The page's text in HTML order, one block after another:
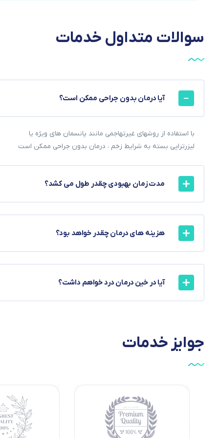
سوالات متداول خدمات
آیا درمان بدون جراحی ممکن است؟
با استفاده از روشهای غیرتهاجمی مانند پانسمان های ویژه یا
لیزرتراپی بسته به شرایط زخم ، درمان بدون جراحی ممکن است
مدت زمان بهبودی چقدر طول می کشد؟
هزینه های درمان چقدر خواهد بود؟
آیا در خین درمان درد خواهم داشت؟
جوایزخدمات